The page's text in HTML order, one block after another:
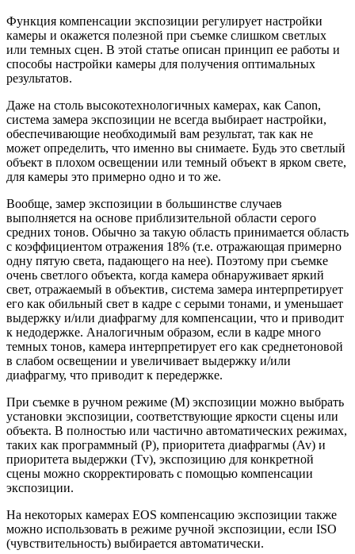
Функция компенсации экспозиции регулирует настройки
камеры и окажется полезной при съемке слишком светлых
или темных сцен. В этой статье описан принцип ее работы и
способы настройки камеры для получения оптимальных
результатов.
Даже на столь высокотехнологичных камерах, как Canon,
система замера экспозиции не всегда выбирает настройки,
обеспечивающие необходимый вам результат, так как не
может определить, что именно вы снимаете. Будь это светлый
объект в плохом освещении или темный объект в ярком свете,
для камеры это примерно одно и то же.
Вообще, замер экспозиции в большинстве случаев
выполняется на основе приблизительной области серого
средних тонов. Обычно за такую область принимается область
с коэффициентом отражения 18% (т.е. отражающая примерно
одну пятую света, падающего на нее). Поэтому при съемке
очень светлого объекта, когда камера обнаруживает яркий
свет, отражаемый в объектив, система замера интерпретирует
его как обильный свет в кадре с серыми тонами, и уменьшает
выдержку и/или диафрагму для компенсации, что и приводит
к недодержке. Аналогичным образом, если в кадре много
темных тонов, камера интерпретирует его как среднетоновой
в слабом освещении и увеличивает выдержку и/или
диафрагму, что приводит к передержке.
При съемке в ручном режиме (M) экспозиции можно выбрать
установки экспозиции, соответствующие яркости сцены или
объекта. В полностью или частично автоматических режимах,
таких как программный (P), приоритета диафрагмы (Av) и
приоритета выдержки (Tv), экспозицию для конкретной
сцены можно скорректировать с помощью компенсации
экспозиции.
На некоторых камерах EOS компенсацию экспозиции также
можно использовать в режиме ручной экспозиции, если ISO
(чувствительность) выбирается автоматически.